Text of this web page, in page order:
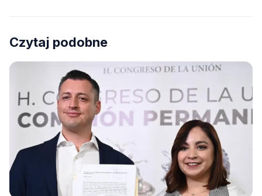
Czytaj podobne